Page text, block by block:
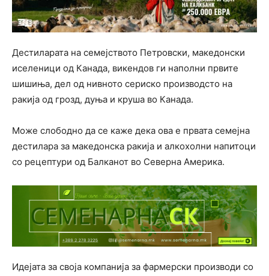
Дестиларата на семејството Петровски, македонски
иселеници од Канада, викендов ги наполни првите
шишиња, дел од нивното сериско производсто на
ракија од грозд, дуња и круша во Канада.
Може слободно да се каже дека ова е првата семејна
дестилара за македонска ракија и алкохолни напитоци
со рецептури од Балканот во Северна Америка.
Идејата за своја компанија за фармерски производи со